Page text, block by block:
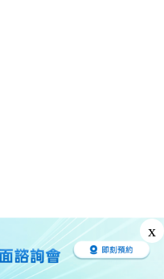
x